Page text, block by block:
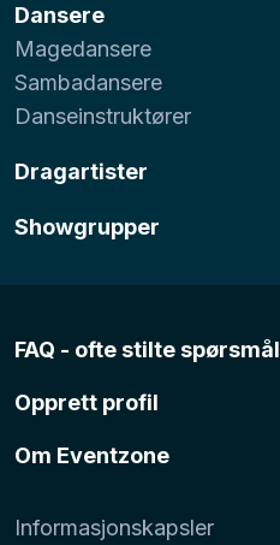
Dansere
Magedansere
Sambadansere
Danseinstruktører
Dragartister
Showgrupper
FAQ - ofte stilte spørsmål
Opprett profil
Om Eventzone
Informasjonskapsler